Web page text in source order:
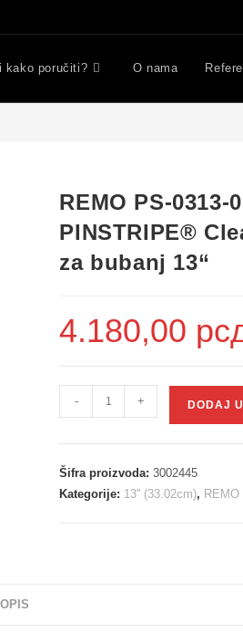
kako poručiti? O nama
REMO PS-0313-
PINSTRIPE®
za bubanj 13“
4.180,00
- + DODAJ
Šifra proizvoda:3002445
Kategorije: 13'' (33.02cm), REMO
OPIS